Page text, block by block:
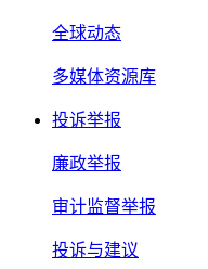
全球动态
多媒体资源库
投诉举报
廉政举报
审计监督举报
投诉与建议